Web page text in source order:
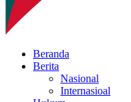
Beranda
Berita
Nasional
Internasioal